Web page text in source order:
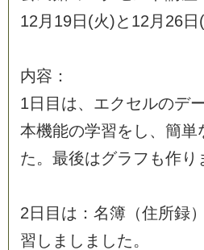
12 月 19日 (火)と 12 月 26日 (
内容 ：
1 日 目 は、 エクセルのデ
本機能の学習を し 、 簡単
た。 最後はグラ フ も作り
2 日 目 は ： 名簿 （住所録）
習 し ま し ま した。